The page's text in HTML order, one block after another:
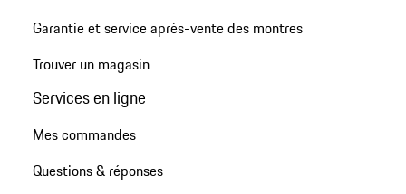
Garantie et service après-vente des montres
Trouver un magasin
Services en ligne
Mes commandes
Questions & réponses